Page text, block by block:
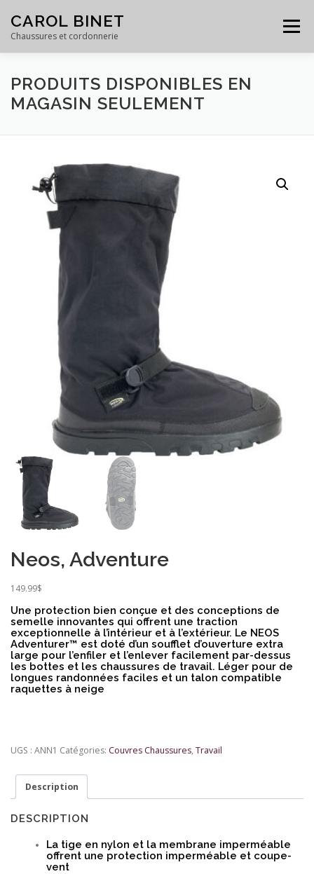
content
CAROL BINET
Chaussures et cordonnerie
Menu
ACCUEIL PRODUITS SERVICES GALERIE
PRODUITS DISPONIBLES EN
MAGASIN SEULEMENT
Neos, Adventure
149.99$
Une protection bien conçue et des conceptions de
semelle innovantes qui offrent une traction
exceptionnelle à l’intérieur et à l’extérieur. Le NEOS
Adventurer™ est doté d’un soufflet d’ouverture extra
large pour l’enfiler et l’enlever facilement par-dessus
les bottes et les chaussures de travail. Léger pour de
longues randonnées faciles et un talon compatible
raquettes à neige
UGS : ANN1 Catégories: Couvres Chaussures, Travail
Description
DESCRIPTION
La tige en nylon et la membrane imperméable
offrent une protection imperméable et coupe-
vent